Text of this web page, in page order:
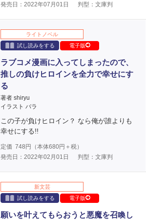
発売日：2022年07月01日
判型：文庫判
ライトノベル
試し読みをする
電子版
ラブコメ漫画に入ってしまったので、
推しの負けヒロインを全力で幸せにす
る
著者 shiryu
イラスト バラ
この子が負けヒロイン？ なら俺が誰よりも
幸せにする!!
定価 748 円（本体680円＋税）
発売日：2022年02月01日
判型：文庫判
新文芸
試し読みをする
電子版
願いを叶えてもらおうと悪魔を召喚し